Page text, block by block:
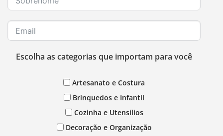
Escolha as categorias que importam para você
Artesanato e Costura
Brinquedos e Infantil
Cozinha e Utensílios
Decoração e Organização